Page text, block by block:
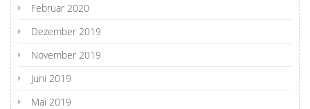
Februar 2020
Dezember 2019
November 2019
Juni 2019
Mai 2019